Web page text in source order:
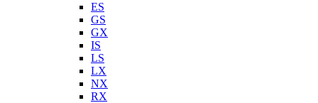
ES
GS
GX
IS
LS
LX
NX
RX